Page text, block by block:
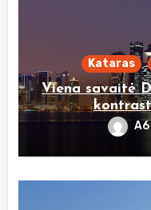
Kataras
Viena savaitė
A6